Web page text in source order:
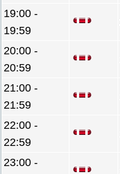
19:00 -
19:59
20:00 -
20:59
21:00 -
21:59
22:00 -
22:59
23:00 -